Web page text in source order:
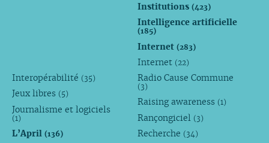
Institutions(423)
Intelligence artificielle
(185)
Internet(283)
Internet (22)
Interopérabilité (35)
Jeux libres (5)
Journalisme et logiciels
(1)
L’April (136)
Radio Cause Commune
(3)
Raising awareness (1)
Rançongiciel (3)
Recherche (34)